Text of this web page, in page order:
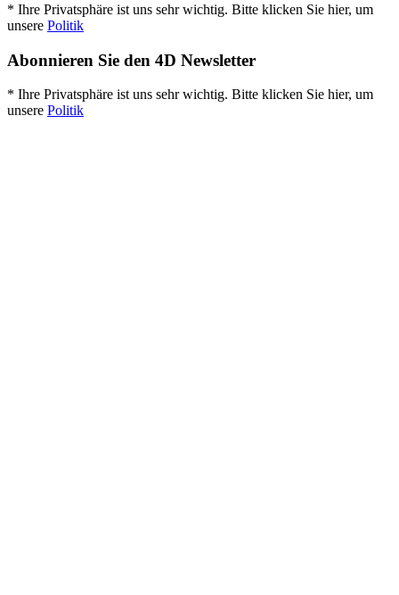
* Ihre Privatsphäre ist uns sehr wichtig. Bitte klicken Sie hier, um
unsere Politik
Abonnieren Sie den 4D Newsletter
* Ihre Privatsphäre ist uns sehr wichtig. Bitte klicken Sie hier, um
unsere Politik